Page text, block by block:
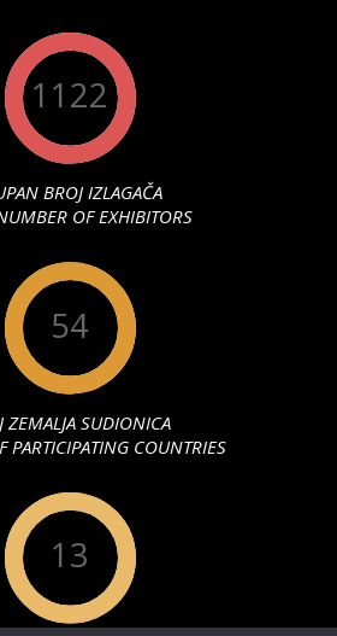
1122
BROJ IZLAGAČA
OF EXHIBITORS
54
ZEMALJA SUDIONICA
PARTICIPATING COUNTRIES
13